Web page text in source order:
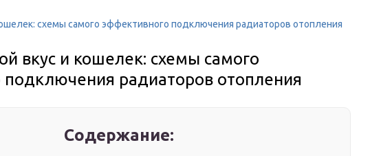
схемы самого эффективного подключения радиаторов отопления
вкус и кошелек: схемы самого
радиаторов отопления
Содержание: